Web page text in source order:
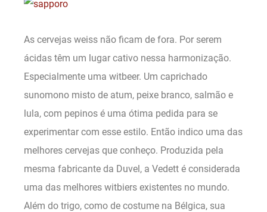
As cervejas weiss não ficam de fora. Por serem
ácidas têm um lugar cativo nessa harmonização.
Especialmente uma witbeer. Um caprichado
sunomono misto de atum, peixe branco, salmão e
lula, com pepinos é uma ótima pedida para se
experimentar com esse estilo. Então indico uma das
melhores cervejas que conheço. Produzida pela
mesma fabricante da Duvel, a Vedett é considerada
uma das melhores witbiers existentes no mundo.
Além do trigo, como de costume na Bélgica, sua